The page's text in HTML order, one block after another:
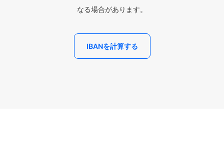
なる場合があります。
IBANを計算する